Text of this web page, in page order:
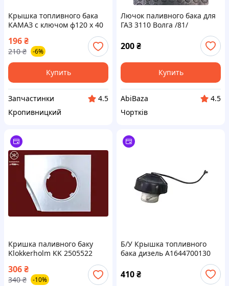
Крышка топливного бака
КАМАЗ с ключом ф120 х 40
Украина) ВС4 О 0111795130
ПД 152190
196₴
210 ₴ -6%
Купить
Запчастинки
4.5
Кропивницкий
Лючок паливного бака для
ГАЗ 3110 Волга /81/
200₴
Купить
AbiBaza
4.5
Чортків
Кришка паливного баку
Klokkerholm KK 2505522
306₴
340 ₴ -10%
Б/У Крышка топливного
бака дизель A1644700130
Mercedes-Benz GLE W166
15-18, Mercedes-Benz GL
X164 06-12
410₴